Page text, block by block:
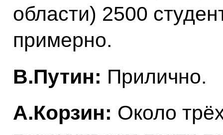
области) 2500
примерно.
В.Путин: Прилично.
А.Корзин: Около